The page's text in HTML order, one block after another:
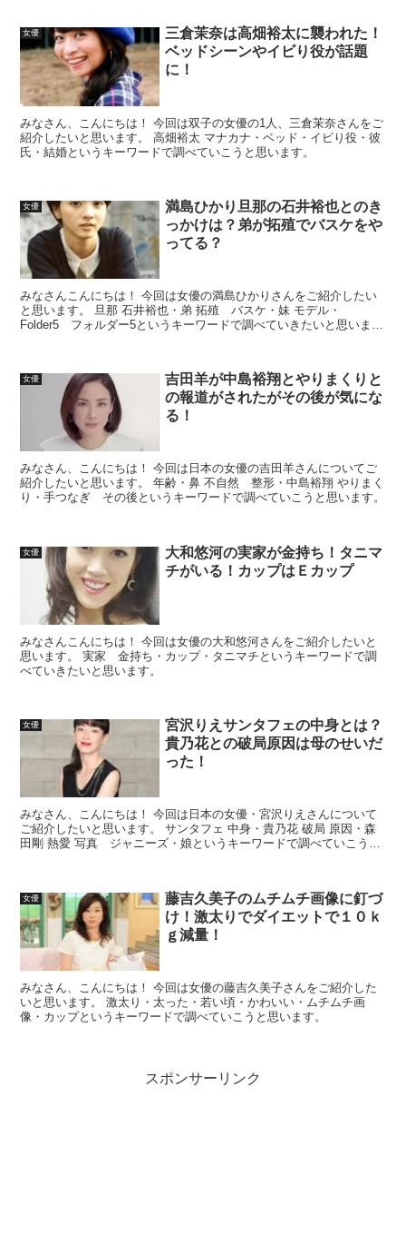
女優
三倉茉奈は高畑裕太に襲われた！
ベッドシーンやイビり役が話題
に！
みなさん、こんにちは！ 今回は双子の女優の1人、三倉茉奈さんをご
紹介したいと思います。 高畑裕太 マナカナ・ベッド・イビり役・彼
氏・結婚というキーワードで調べていこうと思います。
女優
満島ひかり旦那の石井裕也とのき
っかけは？弟が拓殖でバスケをや
ってる？
みなさんこんにちは！ 今回は女優の満島ひかりさんをご紹介したい
と思います。 旦那 石井裕也・弟 拓殖 バスケ・妹 モデル・
Folder5 フォルダー5というキーワードで調べていきたいと思いま
女優
吉田羊が中島裕翔とやりまくりと
の報道がされたがその後が気にな
る！
みなさん、こんにちは！ 今回は日本の女優の吉田羊さんについてご
紹介したいと思います。 年齢・鼻 不自然 整形・中島裕翔 やりまく
り・手つなぎ その後というキーワードで調べていこうと思います。
女優
大和悠河の実家が金持ち！タニマ
チがいる！カップはＥカップ
みなさんこんにちは！ 今回は女優の大和悠河さんをご紹介したいと
思います。 実家 金持ち・カップ・タニマチというキーワードで調
べていきたいと思います。
女優
宮沢りえサンタフェの中身とは？
貴乃花との破局原因は母のせいだ
った！
みなさん、こんにちは！ 今回は日本の女優・宮沢りえさんについて
ご紹介したいと思います。 サンタフェ 中身・貴乃花 破局 原因・森
田剛 熱愛 写真 ジャニーズ・娘というキーワードで調べていこうと
女優
藤吉久美子のムチムチ画像に釘づ
け！激太りでダイエットで１０ｋ
ｇ減量！
みなさん、こんにちは！ 今回は女優の藤吉久美子さんをご紹介した
いと思います。 激太り・太った・若い頃・かわいい・ムチムチ画
像・カップというキーワードで調べていこうと思います。
スポンサーリンク